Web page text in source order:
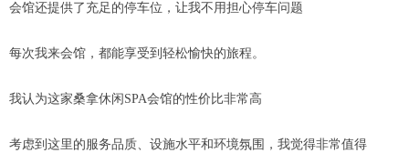
会馆还提供了充足的停车位，让我不用担心停车问题
每次我来会馆，都能享受到轻松愉快的旅程。
我认为这家桑拿休闲SPA会馆的性价比非常高
考虑到这里的服务品质、设施水平和环境氛围，我觉得非常值得